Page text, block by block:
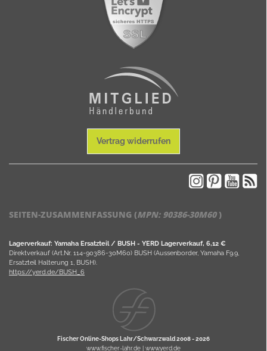
Vertrag widerrufen
SEITEN-ZUSAMMENFASSUNG (MPN: 90386-30M60)
Lagerverkauf: Yamaha Ersatzteil / BUSH - YERD Lagerverkauf, 6,12 €
Direktverkauf (Art.Nr. 114-90386-30M60) BUSH (Aussenborder, Yamaha F9.9,
Ersatzteil Halterung 1, BUSH).
https://yerd.de/BUSH_6
Fischer Online-Shops Lahr/Schwarzwald 2008 -2026
www.fischer-lahr.de| www.yerd.de